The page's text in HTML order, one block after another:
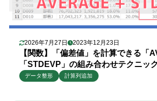
2026年7月27日 2023年12月23日
【関数】「偏差値」を計算できる「
「STDEVP」の組み合わせテクニック
データ整形
計算列追加